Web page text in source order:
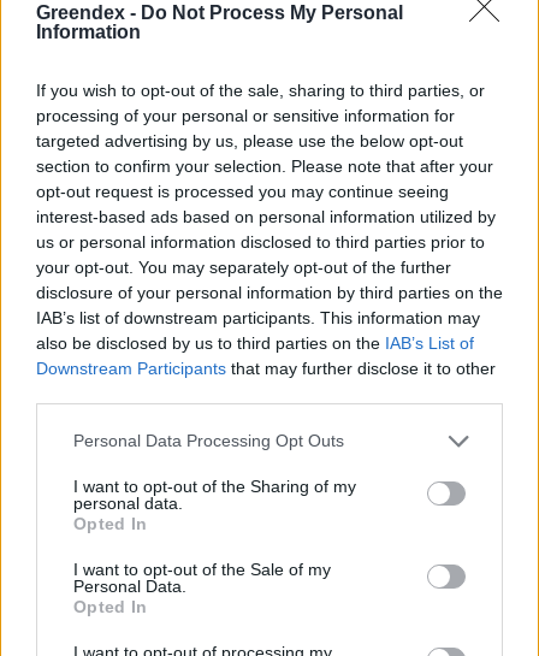
Greendex - Do Not Process My Personal
Information
If you wish to opt-out of the sale, sharing to third parties, or
processing of your personal or sensitive information for
targeted advertising by us, please use the below opt-out
section to confirm your selection. Please note that after your
opt-out request is processed you may continue seeing
interest-based ads based on personal information utilized by
us or personal information disclosed to third parties prior to
your opt-out. You may separately opt-out of the further
disclosure of your personal information by third parties on the
IAB’s list of downstream participants. This information may
also be disclosed by us to third parties on the IAB’s List of
Downstream Participants that may further disclose it to other
Personal Data Processing Opt Outs
I want to opt-out of the Sharing of my
personal data.
Opted In
I want to opt-out of the Sale of my
Personal Data.
Opted In
I want to opt-out of processing my
és a fényszegény környezetet.